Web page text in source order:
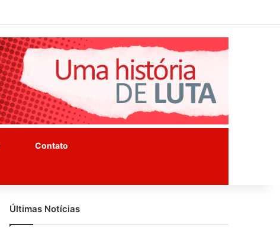
Contato
Últimas Notícias